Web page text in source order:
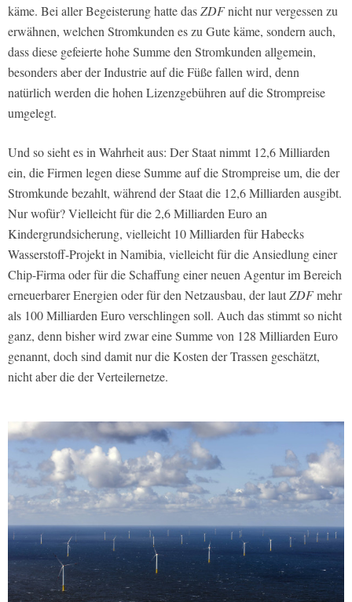
käme. Bei aller Begeisterung hatte dasZDFnicht nur vergessen zu
erwähnen, welchen Stromkunden es zu Gute käme, sondern auch,
dass diese gefeierte hohe Summe den Stromkunden allgemein,
besonders aber der Industrie auf die Füße fallen wird, denn
natürlich werden die hohen Lizenzgebühren auf die Strompreise
umgelegt.
Und so sieht es in Wahrheit aus: Der Staat nimmt 12,6 Milliarden
ein, die Firmen legen diese Summe auf die Strompreise um, die der
Stromkunde bezahlt, während der Staat die 12,6 Milliarden ausgibt.
Nur wofür? Vielleicht für die 2,6 Milliarden Euro an
Kindergrundsicherung, vielleicht 10 Milliarden für Habecks
Wasserstoff-Projekt in Namibia, vielleicht für die Ansiedlung einer
Chip-Firma oder für die Schaffung einer neuen Agentur im Bereich
erneuerbarer Energien oder für den Netzausbau, der lautZDFmehr
als 100 Milliarden Euro verschlingen soll. Auch das stimmt so nicht
ganz, denn bisher wird zwar eine Summe von 128 Milliarden Euro
genannt, doch sind damit nur die Kosten der Trassen geschätzt,
nicht aber die der Verteilernetze.